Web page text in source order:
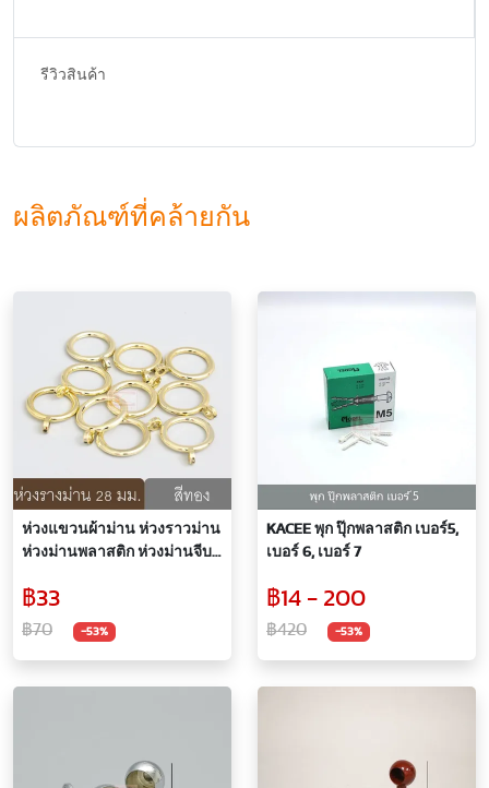
รีวิวสินค้า
ผลิตภัณฑ์ที่คล้ายกัน
ห่วงแขวนผ้าม่าน ห่วงราวม่าน
ห่วงม่านพลาสติก ห่วงม่านจีบ
(ราคา / 10 ห่วง)
฿33
฿70 -53%
KACEE พุก ปุ๊กพลาสติก เบอร์5,
เบอร์ 6, เบอร์ 7
฿14 - 200
฿420 -53%